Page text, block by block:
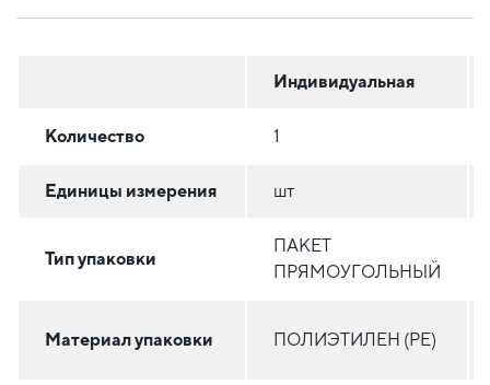
Индивидуальная
Количество 1
Единицы измерения шт
Тип упаковки
ПАКЕТ
ПРЯМОУГОЛЬНЫЙ
Материал упаковки ПОЛИЭТИЛЕН (PE)